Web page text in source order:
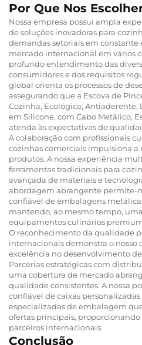
Por Que Nos
Nossa empresa possui ampla
de soluções inovadoras para
demandas setoriais em constante
mercado internacional em vários
profundo entendimento das
consumidores e dos requisitos
global orienta os processos de
assegurando que a Escova de
Cozinha, Ecológica, Antiaderente,
em Silicone, com Cabo Metálico,
atenda às expectativas de
A colaboração com profissionais
cozinhas comerciais impulsiona a
produtos. A nossa experiência
ferramentas tradicionais para
avançada de materiais e
abordagem abrangente permite-
confiável de embalagens
mantendo, ao mesmo tempo,
equipamentos culinários
O reconhecimento da qualidade
internacionais demonstra o nosso
excelência no desenvolvimento
Parcerias estratégicas com
uma cobertura de mercado
qualidade consistentes. A nossa
confiável de caixas
especializadas de embalagem
ofertas principais, proporcionando
parceiros internacionais.
Conclusão